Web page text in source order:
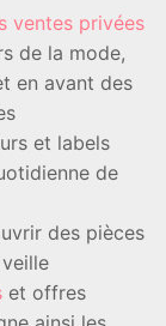
ventes privées
de la mode,
en avant des
et labels
de
des pièces
et offres